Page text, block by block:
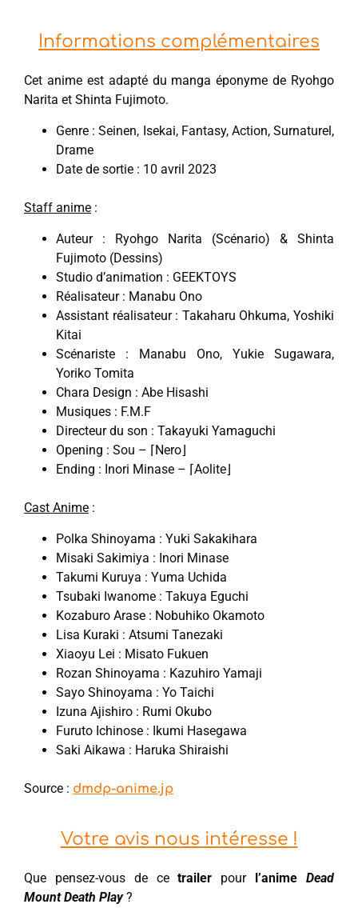
Informations complémentaires
Cet anime est adapté du manga éponyme de Ryohgo
Narita et Shinta Fujimoto.
Genre : Seinen, Isekai, Fantasy, Action, Surnaturel,
Drame
Date de sortie : 10 avril 2023
Staff anime :
Auteur : Ryohgo Narita (Scénario) & Shinta
Fujimoto (Dessins)
Studio d’animation : GEEKTOYS
Réalisateur : Manabu Ono
Assistant réalisateur : Takaharu Ohkuma, Yoshiki
Kitai
Scénariste : Manabu Ono, Yukie Sugawara,
Yoriko Tomita
Chara Design : Abe Hisashi
Musiques : F.M.F
Directeur du son : Takayuki Yamaguchi
Opening : Sou – ⌈Nero⌋
Ending : Inori Minase – ⌈Aolite⌋
Cast Anime :
Polka Shinoyama : Yuki Sakakihara
Misaki Sakimiya : Inori Minase
Takumi Kuruya : Yuma Uchida
Tsubaki Iwanome : Takuya Eguchi
Kozaburo Arase : Nobuhiko Okamoto
Lisa Kuraki : Atsumi Tanezaki
Xiaoyu Lei : Misato Fukuen
Rozan Shinoyama : Kazuhiro Yamaji
Sayo Shinoyama : Yo Taichi
Izuna Ajishiro : Rumi Okubo
Furuto Ichinose : Ikumi Hasegawa
Saki Aikawa : Haruka Shiraishi
Source : dmdp-anime.jp
Votre avis nous intéresse !
Que pensez-vous de cetrailer pour l’animeDead
Mount Death Play?